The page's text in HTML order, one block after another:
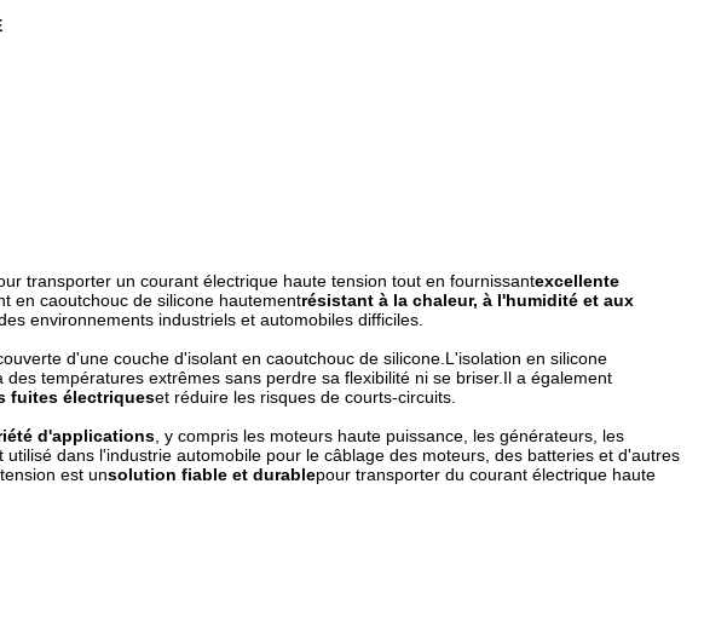
transporter un courant électrique haute tension tout en fournissantexcellente
en caoutchouc de silicone hautementrésistant à la chaleur, à l'humidité et aux
environnements industriels et automobiles difficiles.
d'une couche d'isolant en caoutchouc de silicone.L'isolation en silicone
des températures extrêmes sans perdre sa flexibilité ni se briser.Il a également
fuites électriqueset réduire les risques de courts-circuits.
d'applications , y compris les moteurs haute puissance, les générateurs, les
dans l'industrie automobile pour le câblage des moteurs, des batteries et d'autres
est unsolution fiable et durablepour transporter du courant électrique haute